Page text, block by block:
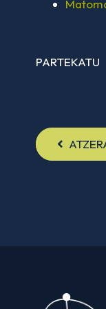
PARTEKATU